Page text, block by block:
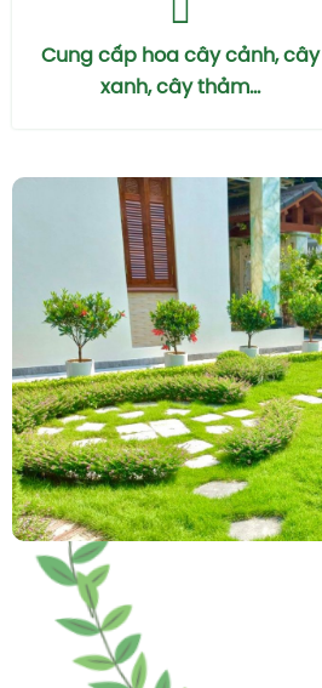
Cung cấp hoa cây cảnh, cây
xanh, cây thảm...